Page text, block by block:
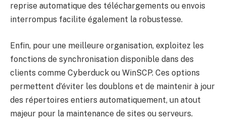
reprise automatique des téléchargements ou envois
interrompus facilite également la robustesse.
Enfin, pour une meilleure organisation, exploitez les
fonctions de synchronisation disponible dans des
clients comme Cyberduck ou WinSCP. Ces options
permettent d’éviter les doublons et de maintenir à jour
des répertoires entiers automatiquement, un atout
majeur pour la maintenance de sites ou serveurs.